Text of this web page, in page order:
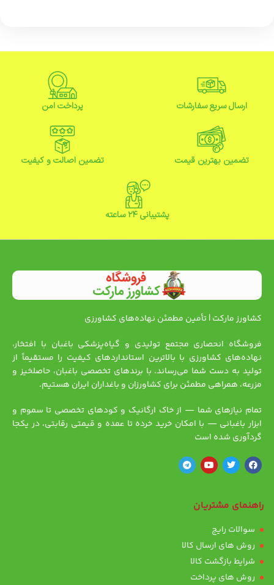
ارسال سریع سفارشات پرداخت امن
تضمین بهترین قیمت تضمین اصالت و کیفیت
پشتیبانی ۲۴ ساعته
کشاورز مارکت | تأمین مطمئن نهاده‌های کشاورزی
فروشگاه انحصاری مجتمع تولیدی و گیاه‌پزشکی باغبان با افتخار،
نهاده‌های کشاورزی با بالاترین استانداردهای کیفیت را مستقیماً از
تولید به دست شما می‌رساند. با برندهای تخصصی باغبان، حاصلخیز و
مزرعه، همراهی مطمئن برای کشاورزان و باغداران ایران هستیم.
تمام نیازهای شما — از خاک ارگانیک و کودهای تخصصی تا سموم و
ابزار باغبانی — با امکان خرید خرده تا عمده و قیمتی رقابتی، در یکجا
گردآوری شده است
راهنمای مشتریان
سوالات رایج
روش های ارسال کالا
شرایط بازگشت کالا
روش های پرداخت